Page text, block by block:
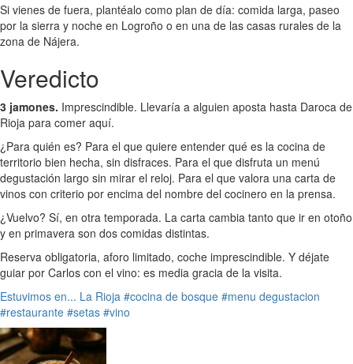
Si vienes de fuera, plantéalo como plan de día: comida larga, paseo
por la sierra y noche en Logroño o en una de las casas rurales de la
zona de Nájera.
Veredicto
3 jamones. Imprescindible. Llevaría a alguien aposta hasta Daroca de
Rioja para comer aquí.
¿Para quién es? Para el que quiere entender qué es la cocina de
territorio bien hecha, sin disfraces. Para el que disfruta un menú
degustación largo sin mirar el reloj. Para el que valora una carta de
vinos con criterio por encima del nombre del cocinero en la prensa.
¿Vuelvo? Sí, en otra temporada. La carta cambia tanto que ir en otoño
y en primavera son dos comidas distintas.
Reserva obligatoria, aforo limitado, coche imprescindible. Y déjate
guiar por Carlos con el vino: es media gracia de la visita.
Estuvimos en... La Rioja #cocina de bosque #menu degustacion
#restaurante #setas #vino